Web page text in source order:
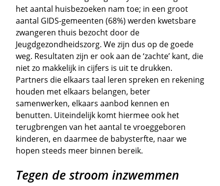
het aantal huisbezoeken nam toe; in een groot
aantal GIDS-gemeenten (68%) werden kwetsbare
zwangeren thuis bezocht door de
Jeugdgezondheidszorg. We zijn dus op de goede
weg. Resultaten zijn er ook aan de ‘zachte’ kant, die
niet zo makkelijk in cijfers is uit te drukken.
Partners die elkaars taal leren spreken en rekening
houden met elkaars belangen, beter
samenwerken, elkaars aanbod kennen en
benutten. Uiteindelijk komt hiermee ook het
terugbrengen van het aantal te vroeggeboren
kinderen, en daarmee de babysterfte, naar we
hopen steeds meer binnen bereik.
Tegen de stroom inzwemmen